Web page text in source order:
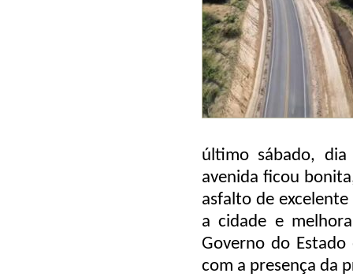
último sábado,
avenida ficou
asfalto de
a cidade e
Governo do
com a presença da